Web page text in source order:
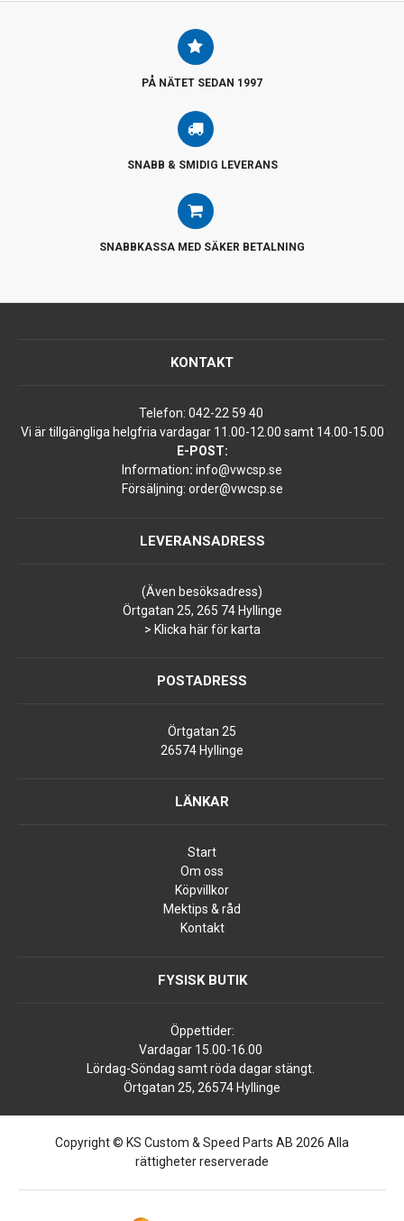
PÅ NÄTET SEDAN 1997
SNABB & SMIDIG LEVERANS
SNABBKASSA MED SÄKER BETALNING
KONTAKT
Telefon: 042-22 59 40
Vi är tillgängliga helgfria vardagar 11.00-12.00 samt 14.00-15.00
E-POST:
Information: info@vwcsp.se
Försäljning: order@vwcsp.se
LEVERANSADRESS
(Även besöksadress)
Örtgatan 25, 265 74 Hyllinge
> Klicka här för karta
POSTADRESS
Örtgatan 25
26574 Hyllinge
LÄNKAR
Start
Om oss
Köpvillkor
Mektips & råd
Kontakt
FYSISK BUTIK
Öppettider:
Vardagar 15.00-16.00
Lördag-Söndag samt röda dagar stängt.
Örtgatan 25, 26574 Hyllinge
Copyright © KS Custom & Speed Parts AB 2026 Alla
rättigheter reserverade